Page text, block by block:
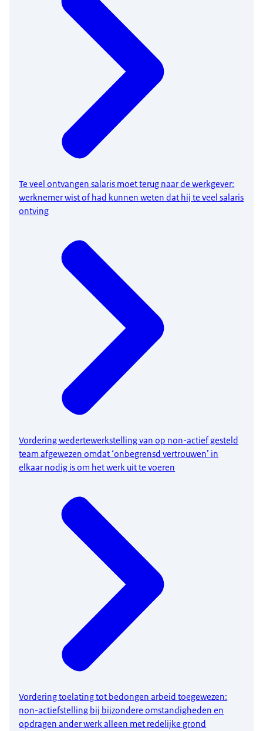
Te veel ontvangen salaris moet terug naar de werkgever:
werknemer wist of had kunnen weten dat hij te veel salaris
ontving
Vordering wedertewerkstelling van op non-actief gesteld
team afgewezen omdat ‘onbegrensd vertrouwen’ in
elkaar nodig is om het werk uit te voeren
Vordering toelating tot bedongen arbeid toegewezen:
non-actiefstelling bij bijzondere omstandigheden en
opdragen ander werk alleen met redelijke grond